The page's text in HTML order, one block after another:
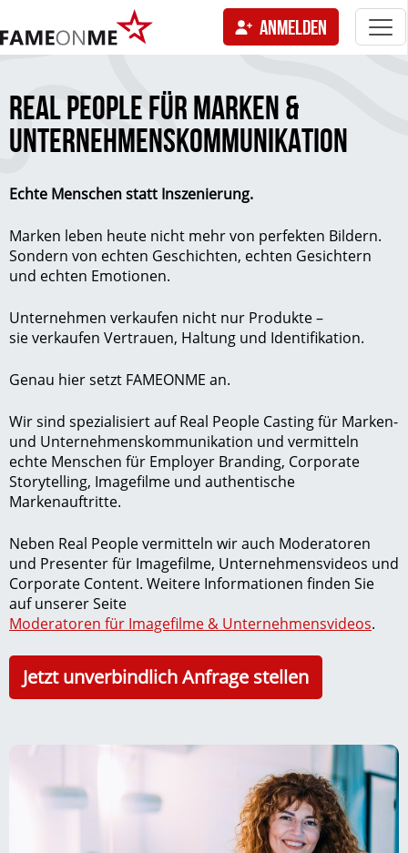
ANMELDEN
REAL PEOPLE FÜR MARKEN &
UNTERNEHMENSKOMMUNIKATION
Echte Menschen statt Inszenierung.
Marken leben heute nicht mehr von perfekten Bildern.
Sondern von echten Geschichten, echten Gesichtern
und echten Emotionen.
Unternehmen verkaufen nicht nur Produkte –
sie verkaufen Vertrauen, Haltung und Identifikation.
Genau hier setzt FAMEONME an.
Wir sind spezialisiert auf Real People Casting für Marken-
und Unternehmenskommunikation und vermitteln
echte Menschen für Employer Branding, Corporate
Storytelling, Imagefilme und authentische
Markenauftritte.
Neben Real People vermitteln wir auch Moderatoren
und Presenter für Imagefilme, Unternehmensvideos und
Corporate Content. Weitere Informationen finden Sie
auf unserer Seite
Moderatoren für Imagefilme & Unternehmensvideos.
Jetzt unverbindlich Anfrage stellen